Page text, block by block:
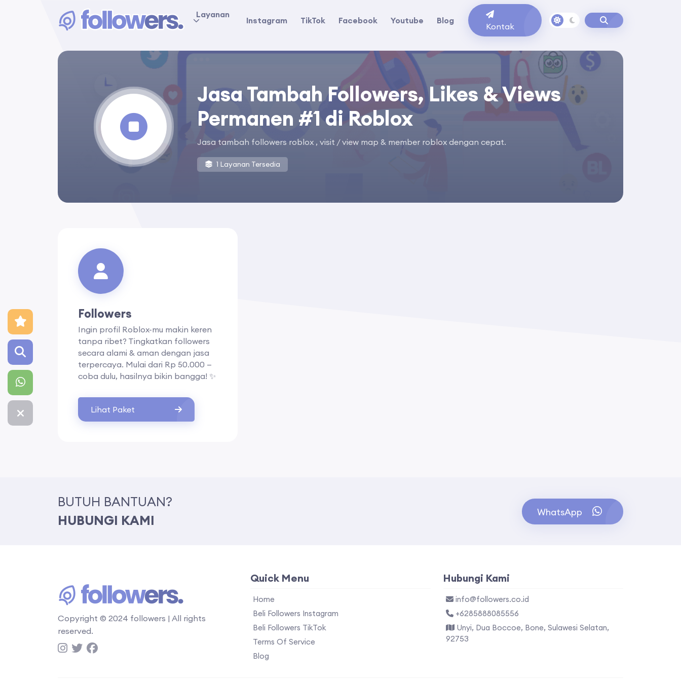
Layanan
Instagram TikTok Facebook Youtube Blog
Kontak
Jasa Tambah Followers, Likes & Views
Permanen #1 di Roblox
Jasa tambah followers roblox , visit / view map & member roblox dengan cepat.
1 Layanan Tersedia
Followers
Ingin profil Roblox-mu makin keren
tanpa ribet? Tingkatkan followers
secara alami & aman dengan jasa
terpercaya. Mulai dari Rp 50.000 —
coba dulu, hasilnya bikin bangga! ✨
Lihat Paket
BUTUH BANTUAN?
HUBUNGI KAMI
WhatsApp
Copyright © 2024 followers | All rights
reserved.
Quick Menu
Home
Beli Followers Instagram
Beli Followers TikTok
Terms Of Service
Blog
Hubungi Kami
info@followers.co.id
+6285888085556
Unyi, Dua Boccoe, Bone, Sulawesi Selatan,
92753